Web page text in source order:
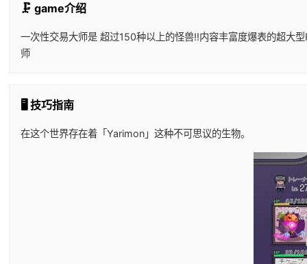
🗜️ game介绍
一次性交易大师是 超过150种以上的怪兽!!内容丰富度爆表的超大
师
🖥️ 技巧指南
在这个世界存在着「Yarimon」这种不可思议的生物。